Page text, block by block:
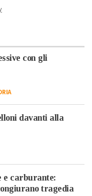
con gli
davanti alla
e carburante:
tragedia